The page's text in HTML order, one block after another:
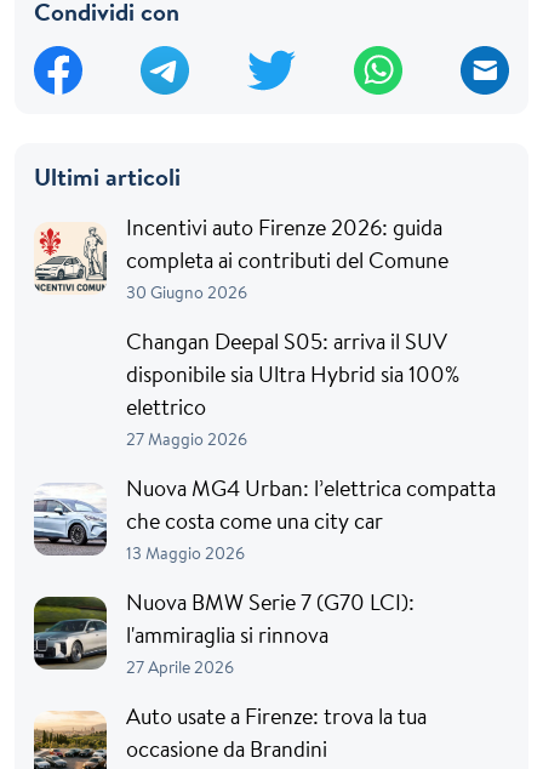
Condividi con
Ultimi articoli
Incentivi auto Firenze 2026: guida
completa ai contributi del Comune
30 Giugno 2026
Changan Deepal S05: arriva il SUV
disponibile sia Ultra Hybrid sia 100%
elettrico
27 Maggio 2026
Nuova MG4 Urban: l’elettrica compatta
che costa come una city car
13 Maggio 2026
Nuova BMW Serie 7 (G70 LCI):
l'ammiraglia si rinnova
27 Aprile 2026
Auto usate a Firenze: trova la tua
occasione da Brandini